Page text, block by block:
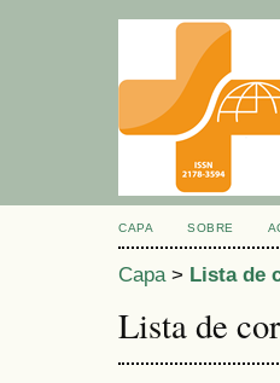
CAPA SOBRE
Capa> Lista de
Lista de